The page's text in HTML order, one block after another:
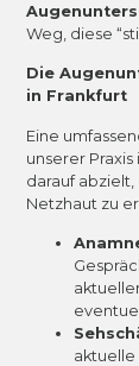
Weg, diese
Die
in Frankfurt
Eine
unserer
darauf
Netzhaut zu
aktuelle